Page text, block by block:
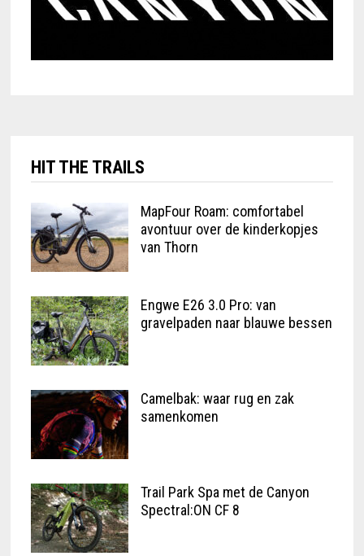
HIT THE TRAILS
MapFour Roam: comfortabel
avontuur over de kinderkopjes
van Thorn
Engwe E26 3.0 Pro: van
gravelpaden naar blauwe bessen
Camelbak: waar rug en zak
samenkomen
Trail Park Spa met de Canyon
Spectral:ON CF 8